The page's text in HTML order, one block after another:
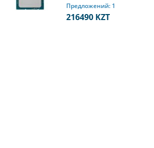
Предложений: 1
216490 KZT